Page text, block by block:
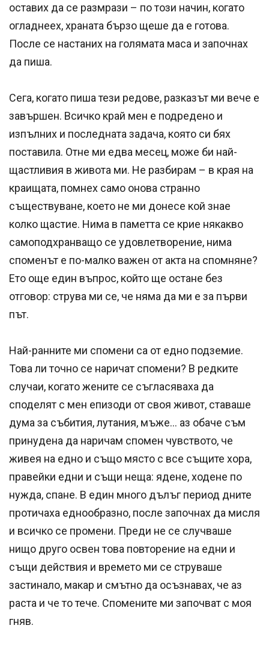
оставих да се размрази – по този начин, когато
огладнеех, храната бързо щеше да е готова.
После се настаних на голямата маса и започнах
да пиша.
Сега, когато пиша тези редове, разказът ми вече е
завършен. Всичко край мен е подредено и
изпълних и последната задача, която си бях
поставила. Отне ми едва месец, може би най-
щастливия в живота ми. Не разбирам – в края на
краищата, помнех само онова странно
съществуване, което не ми донесе кой знае
колко щастие. Нима в паметта се крие някакво
самоподхранващо се удовлетворение, нима
споменът е по-малко важен от акта на спомняне?
Ето още един въпрос, който ще остане без
отговор: струва ми се, че няма да ми е за първи
път.
Най-ранните ми спомени са от едно подземие.
Това ли точно се наричат спомени? В редките
случаи, когато жените се съгласяваха да
споделят с мен епизоди от своя живот, ставаше
дума за събития, лутания, мъже... аз обаче съм
принудена да наричам спомен чувството, че
живея на едно и също място с все същите хора,
правейки едни и същи неща: ядене, ходене по
нужда, спане. В един много дълъг период дните
протичаха еднообразно, после започнах да мисля
и всичко се промени. Преди не се случваше
нищо друго освен това повторение на едни и
същи действия и времето ми се струваше
застинало, макар и смътно да осъзнавах, че аз
раста и че то тече. Спомените ми започват с моя
гняв.